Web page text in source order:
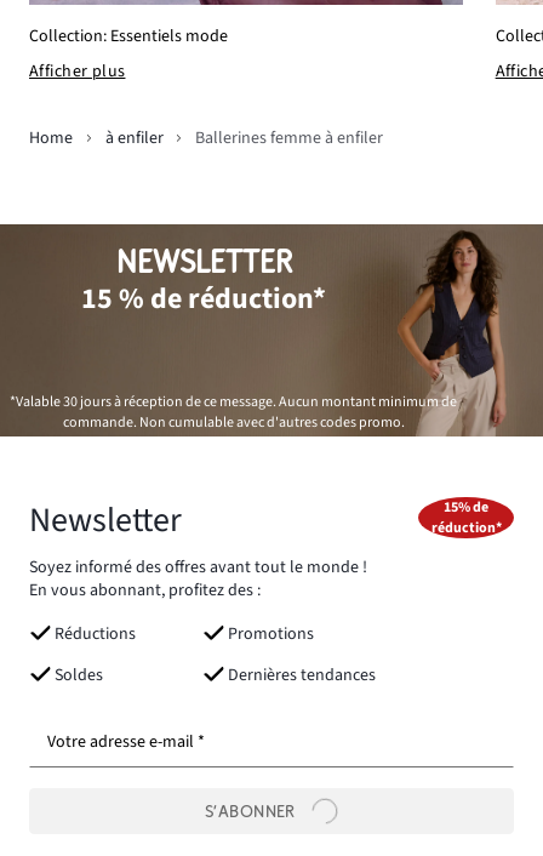
Collection: Essentiels mode
Afficher plus
Home à enfiler Ballerines femme à enfiler
NEWSLETTER
15 % de réduction*
*Valable 30 jours à réception de ce message. Aucun montant minimum de
commande. Non cumulable avec d'autres codes promo.
Newsletter
Soyez informé des offres avant tout le monde !
En vous abonnant, profitez des :
Réductions
Promotions
Soldes
Dernières tendances
15% de
réduction*
Votre adresse e-mail *
S’ABONNER